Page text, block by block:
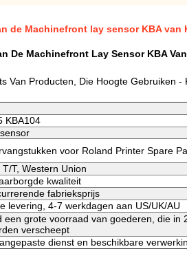
de Machinefront lay sensor KBA
De Machinefront Lay Sensor KBA
Van Producten, Die Hoogte Gebruiken
KBA104
voor Roland Printer Spare
T/T, Western Union
kwaliteit
fabrieksprijs
levering, 4-7 werkdagen aan US/UK/AU
een grote voorraad van goederen, die in
verscheept
dienst en beschikbare